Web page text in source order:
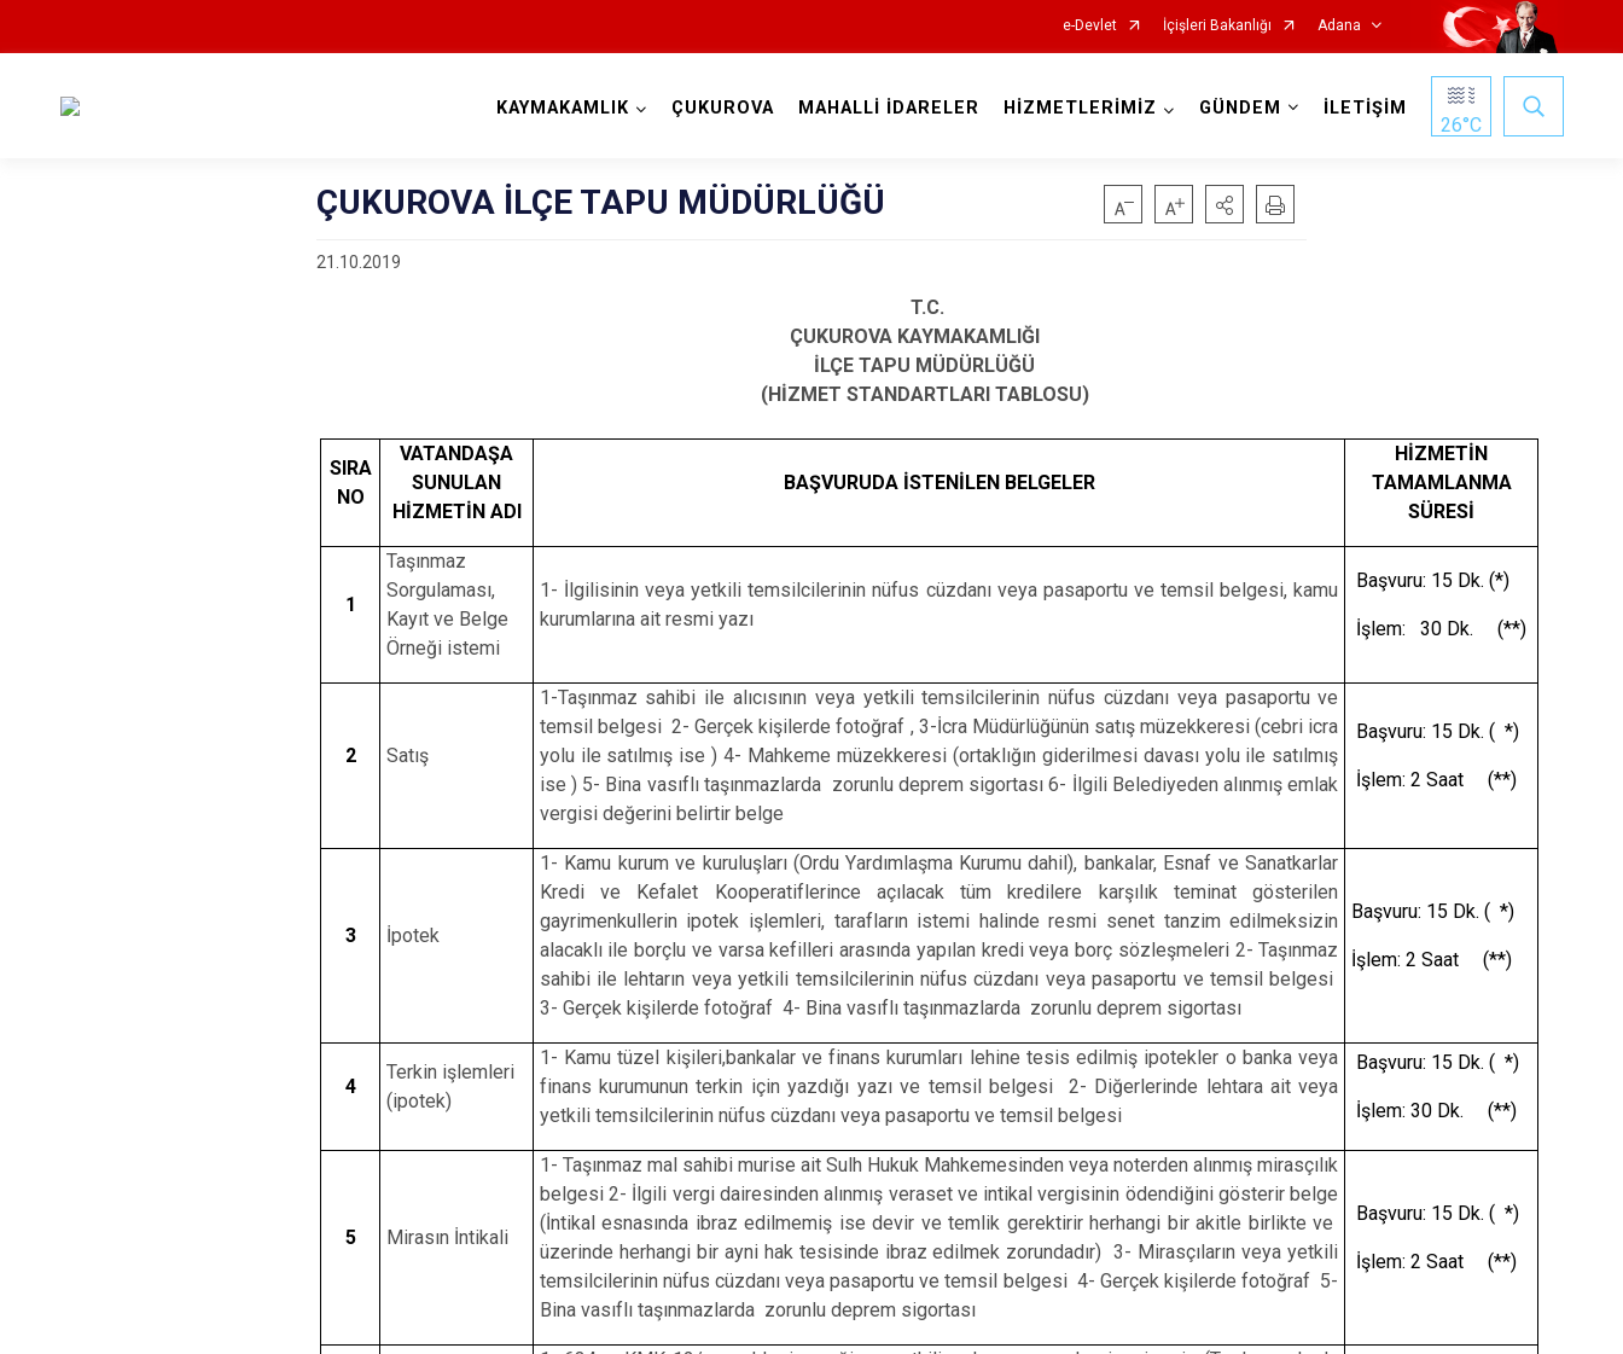
e-Devlet İçişleri Bakanlığı Adana
Aladağ
Ceyhan
Feke
İmamoğlu
Tufanbeyli
Çukurova
KAYMAKAMLIK ÇUKUROVA MAHALLİ İDARELER HİZMETLERİMİZ GÜNDEM İLETİŞİM
26°C
ÇUKUROVA İLÇE TAPU MÜDÜRLÜĞÜ
21.10.2019
T.C.
ÇUKUROVA KAYMAKAMLIĞI
İLÇE TAPU MÜDÜRLÜĞÜ
(HİZMET STANDARTLARI TABLOSU)
SIRA
NO
VATANDAŞA
SUNULAN
HİZMETİN ADI
BAŞVURUDA İSTENİLEN BELGELER
HİZMETİN
TAMAMLANMA
SÜRESİ
1
Taşınmaz
Sorgulaması,
Kayıt ve Belge
Örneği istemi
1- İlgilisinin veya yetkili temsilcilerinin nüfus cüzdanı veya pasaportu ve temsil belgesi, kamu
kurumlarına ait resmi yazı
Başvuru: 15 Dk. (*)
İşlem: 30 Dk. (**)
2 Satış
1-Taşınmaz sahibi ile alıcısının veya yetkili temsilcilerinin nüfus cüzdanı veya pasaportu ve
temsil belgesi 2- Gerçek kişilerde fotoğraf , 3-İcra Müdürlüğünün satış müzekkeresi (cebri icra
yolu ile satılmış ise ) 4- Mahkeme müzekkeresi (ortaklığın giderilmesi davası yolu ile satılmış
ise ) 5- Bina vasıflı taşınmazlarda zorunlu deprem sigortası 6- İlgili Belediyeden alınmış emlak
vergisi değerini belirtir belge
Başvuru: 15 Dk. ( *)
İşlem: 2 Saat (**)
3 İpotek
1- Kamu kurum ve kuruluşları (Ordu Yardımlaşma Kurumu dahil), bankalar, Esnaf ve Sanatkarlar
Kredi ve Kefalet Kooperatiflerince açılacak tüm kredilere karşılık teminat gösterilen
gayrimenkullerin ipotek işlemleri, tarafların istemi halinde resmi senet tanzim edilmeksizin
alacaklı ile borçlu ve varsa kefilleri arasında yapılan kredi veya borç sözleşmeleri 2- Taşınmaz
sahibi ile lehtarın veya yetkili temsilcilerinin nüfus cüzdanı veya pasaportu ve temsil belgesi
3- Gerçek kişilerde fotoğraf 4- Bina vasıflı taşınmazlarda zorunlu deprem sigortası
Başvuru: 15 Dk. ( *)
İşlem: 2 Saat (**)
4
Terkin işlemleri
(ipotek)
1- Kamu tüzel kişileri,bankalar ve finans kurumları lehine tesis edilmiş ipotekler o banka veya
finans kurumunun terkin için yazdığı yazı ve temsil belgesi 2- Diğerlerinde lehtara ait veya
yetkili temsilcilerinin nüfus cüzdanı veya pasaportu ve temsil belgesi
Başvuru: 15 Dk. ( *)
İşlem: 30 Dk. (**)
5 Mirasın İntikali
1- Taşınmaz mal sahibi murise ait Sulh Hukuk Mahkemesinden veya noterden alınmış mirasçılık
belgesi 2- İlgili vergi dairesinden alınmış veraset ve intikal vergisinin ödendiğini gösterir belge
(İntikal esnasında ibraz edilmemiş ise devir ve temlik gerektirir herhangi bir akitle birlikte ve
üzerinde herhangi bir ayni hak tesisinde ibraz edilmek zorundadır) 3- Mirasçıların veya yetkili
temsilcilerinin nüfus cüzdanı veya pasaportu ve temsil belgesi 4- Gerçek kişilerde fotoğraf 5-
Bina vasıflı taşınmazlarda zorunlu deprem sigortası
Başvuru: 15 Dk. ( *)
İşlem: 2 Saat (**)